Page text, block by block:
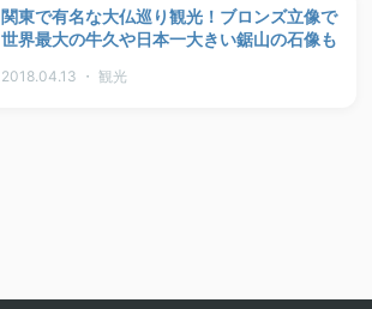
関東で有名な大仏巡り観光！ブロンズ立像で
世界最大の牛久や日本一大きい鋸山の石像も
2018.04.13 ・ 観光